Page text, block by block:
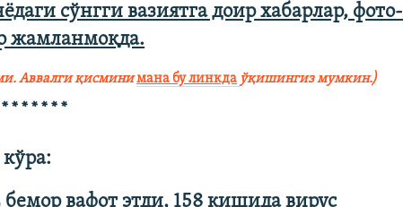
сўнгги вазиятга доир хабарлар, фото-
жамланмоқда.
Аввалги қисминимана бу линкда ўқишингиз мумкин.)
* * * * * *
вафот этди, 158 кишида вирус